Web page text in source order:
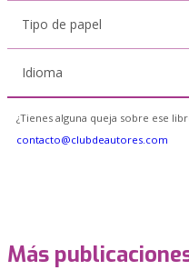
Tipo de papel
Idioma
¿Tienes alguna queja sobre ese
contacto@clubdeautores.com
Más